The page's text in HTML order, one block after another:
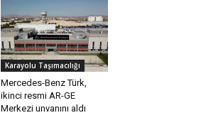
Karayolu Taşımacılığı
Mercedes-Benz Türk,
ikinci resmi AR-GE
Merkezi unvanını aldı